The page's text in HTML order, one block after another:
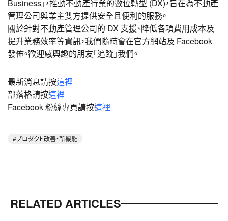
Business」，推動不動產行業的數位轉型 (DX)，旨在為不動產
管理公司與業主雙方提供安全且便利的服務。
關於針對不動產管理公司的 DX 支援、降低各項費用成本及
提升業務效率等資訊，我們隨時會在官方網站及 Facebook
發佈。歡迎感興趣的朋友「追蹤」我們。
最新消息請按這裡
部落格請按這裡
Facebook 粉絲專頁請按這裡
プロダクト改善・新機能
RELATED ARTICLES